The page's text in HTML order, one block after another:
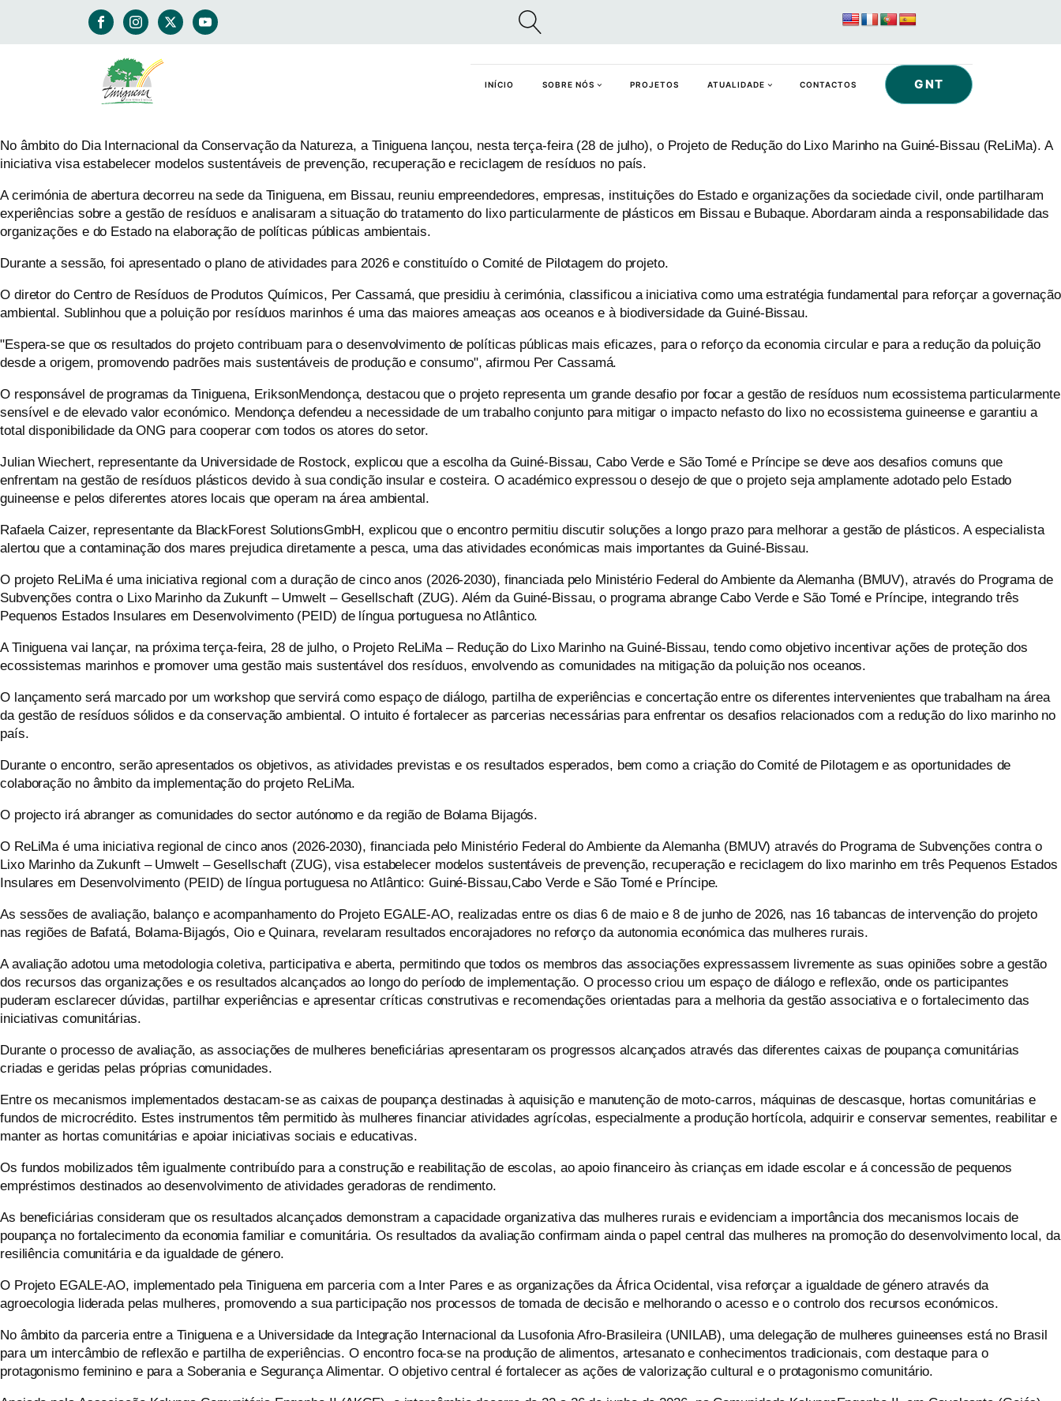
INÍCIO SOBRE NÓS PROJETOS ATUALIDADE CONTACTOS GNT
No âmbito do Dia Internacional da Conservação da Natureza, a Tiniguena lançou, nesta terça-feira (28 de julho), o Projeto de Redução do Lixo Marinho na Guiné-Bissau (ReLiMa). A
iniciativa visa estabelecer modelos sustentáveis de prevenção, recuperação e reciclagem de resíduos no país.
A cerimónia de abertura decorreu na sede da Tiniguena, em Bissau, reuniu empreendedores, empresas, instituições do Estado e organizações da sociedade civil, onde partilharam
experiências sobre a gestão de resíduos e analisaram a situação do tratamento do lixo particularmente de plásticos em Bissau e Bubaque. Abordaram ainda a responsabilidade das
organizações e do Estado na elaboração de políticas públicas ambientais.
Durante a sessão, foi apresentado o plano de atividades para 2026 e constituído o Comité de Pilotagem do projeto.
O diretor do Centro de Resíduos de Produtos Químicos, PerCassamá, que presidiu à cerimónia, classificou a iniciativa como uma estratégia fundamental para reforçar a governação
ambiental. Sublinhou que a poluição por resíduos marinhos é uma das maiores ameaças aos oceanos e à biodiversidade da Guiné-Bissau.
"Espera-se que os resultados do projeto contribuam para o desenvolvimento de políticas públicas mais eficazes, para o reforço da economia circular e para a redução da poluição
desde a origem, promovendo padrões mais sustentáveis de produção e consumo", afirmou PerCassamá.
O responsável de programas da Tiniguena, EriksonMendonça, destacou que o projeto representa um grande desafio por focar a gestão de resíduos num ecossistema particularmente
sensível e de elevado valor económico. Mendonça defendeu a necessidade de um trabalho conjunto para mitigar o impacto nefasto do lixo no ecossistema guineense e garantiu a
total disponibilidade da ONG para cooperar com todos os atores do setor.
JulianWiechert, representante da Universidade de Rostock, explicou que a escolha da Guiné-Bissau, Cabo Verde e São Tomé e Príncipe se deve aos desafios comuns que
enfrentam na gestão de resíduos plásticos devido à sua condição insular e costeira. O académico expressou o desejo de que o projeto seja amplamente adotado pelo Estado
guineense e pelos diferentes atores locais que operam na área ambiental.
RafaelaCaizer, representante da BlackForest SolutionsGmbH, explicou que o encontro permitiu discutir soluções a longo prazo para melhorar a gestão de plásticos. A especialista
alertou que a contaminação dos mares prejudica diretamente a pesca, uma das atividades económicas mais importantes da Guiné-Bissau.
O projeto ReLiMaé uma iniciativa regional com a duração de cinco anos (2026-2030), financiada pelo Ministério Federal do Ambiente da Alemanha (BMUV), através do Programa de
Subvenções contra o Lixo Marinho daZukunft– Umwelt– Gesellschaft (ZUG). Além da Guiné-Bissau, o programa abrange Cabo Verde e São Tomé e Príncipe, integrando três
Pequenos Estados Insulares em Desenvolvimento (PEID) de língua portuguesa no Atlântico.
A Tiniguena vai lançar, na próxima terça-feira, 28 de julho, o Projeto ReLiMa – Redução do Lixo Marinho na Guiné-Bissau, tendo como objetivo incentivar ações de proteção dos
ecossistemas marinhos e promover uma gestão mais sustentável dos resíduos, envolvendo as comunidades na mitigação da poluição nos oceanos.
O lançamento será marcado por um workshop que servirá como espaço de diálogo, partilha de experiências e concertação entre os diferentes intervenientes que trabalham na área
da gestão de resíduos sólidos e da conservação ambiental. O intuito é fortalecer as parcerias necessárias para enfrentar os desafios relacionados com a redução do lixo marinho no
país.
Durante o encontro, serão apresentados os objetivos, as atividades previstas e os resultados esperados, bem como a criação do Comité de Pilotagem e as oportunidades de
colaboração no âmbito da implementação do projeto ReLiMa.
O projecto irá abranger as comunidades do sector autónomo e da região de Bolama Bijagós.
O ReLiMa é uma iniciativa regional de cinco anos (2026-2030), financiada pelo Ministério Federal do Ambiente da Alemanha (BMUV) através do Programa de Subvenções contra o
Lixo Marinho da Zukunft – Umwelt – Gesellschaft (ZUG), visa estabelecer modelos sustentáveis de prevenção, recuperação e reciclagem do lixo marinho em três Pequenos Estados
Insulares em Desenvolvimento (PEID) de língua portuguesa no Atlântico: Guiné-Bissau,Cabo Verde e São Tomé e Príncipe.
As sessões de avaliação, balanço e acompanhamento do Projeto EGALE-AO, realizadas entre os dias 6 de maio e 8 de junho de 2026, nas 16 tabancas de intervenção do projeto
nas regiões de Bafatá, Bolama-Bijagós, Oio e Quinara, revelaram resultados encorajadores no reforço da autonomia económica das mulheres rurais.
A avaliação adotou uma metodologia coletiva, participativa e aberta, permitindo que todos os membros das associações expressassem livremente as suas opiniões sobre a gestão
dos recursos das organizações e os resultados alcançados ao longo do período de implementação. O processo criou um espaço de diálogo e reflexão, onde os participantes
puderam esclarecer dúvidas, partilhar experiências e apresentar críticas construtivas e recomendações orientadas para a melhoria da gestão associativa e o fortalecimento das
iniciativas comunitárias.
Durante o processo de avaliação, as associações de mulheres beneficiárias apresentaram os progressos alcançados através das diferentes caixas de poupança comunitárias
criadas e geridas pelas próprias comunidades.
Entre os mecanismos implementados destacam-se as caixas de poupança destinadas à aquisição e manutenção de moto-carros, máquinas de descasque, hortas comunitárias e
fundos de microcrédito. Estes instrumentos têm permitido às mulheres financiar atividades agrícolas, especialmente a produção hortícola, adquirir e conservar sementes, reabilitar e
manter as hortas comunitárias e apoiar iniciativas sociais e educativas.
Os fundos mobilizados têm igualmente contribuído para a construção e reabilitação de escolas, aoapoio financeiro às crianças em idade escolar e áconcessão de pequenos
empréstimos destinados ao desenvolvimento de atividades geradoras de rendimento.
As beneficiárias consideram que os resultados alcançados demonstram a capacidade organizativa das mulheres rurais e evidenciam a importância dos mecanismos locais de
poupança no fortalecimento da economia familiar e comunitária. Os resultados da avaliação confirmam ainda o papel central das mulheres na promoção do desenvolvimento local, da
resiliência comunitária e da igualdade de género.
O Projeto EGALE-AO, implementado pela Tiniguena em parceria com a InterPares eas organizações da África Ocidental, visa reforçar a igualdade de género através da
agroecologia liderada pelas mulheres, promovendo a sua participação nos processos de tomada de decisão e melhorando o acesso e o controlo dos recursos económicos.
No âmbito da parceria entre a Tiniguena e a Universidade da Integração Internacional da Lusofonia Afro-Brasileira (UNILAB), uma delegação de mulheres guineenses está no Brasil
para um intercâmbio de reflexão e partilha de experiências. O encontro foca-se na produção de alimentos, artesanato e conhecimentos tradicionais, com destaque para o
protagonismo feminino e para a Soberania e Segurança Alimentar. O objetivo central é fortalecer as ações de valorização cultural e o protagonismo comunitário.